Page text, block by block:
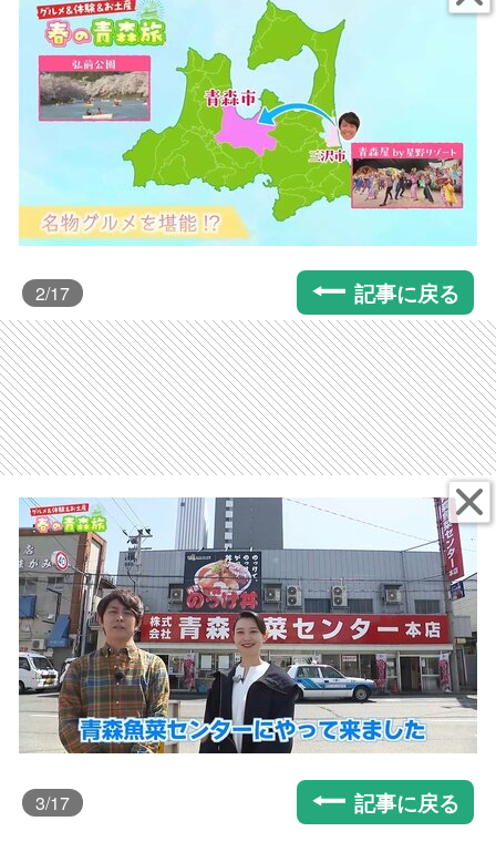
2/17 記事に戻る
3/17 記事に戻る